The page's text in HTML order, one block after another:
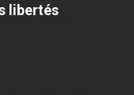
libertés